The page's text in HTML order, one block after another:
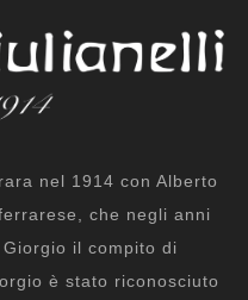
nel 1914 con Alberto
che negli anni
il compito di
è stato riconosciuto